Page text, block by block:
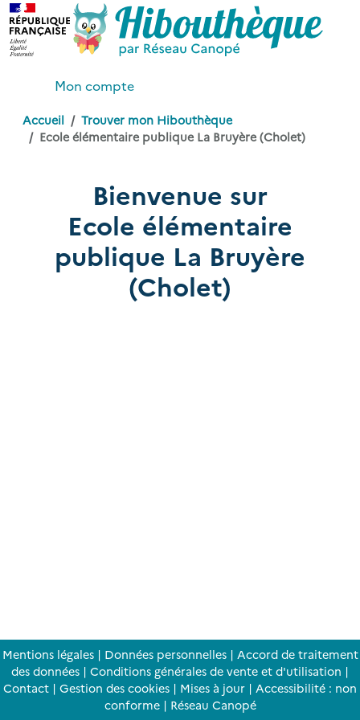
Mon compte
Accueil
Trouver mon Hibouthèque
Ecole élémentaire publique La Bruyère (Cholet)
Bienvenue sur
Ecole élémentaire
publique La Bruyère
(Cholet)
Mentions légales| Données personnelles| Accord de traitement
des données | Conditions générales de vente et d'utilisation |
Contact | Gestion des cookies | Mises à jour | Accessibilité : non
conforme| Réseau Canopé